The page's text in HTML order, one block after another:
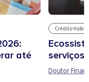
até
Crédito
serviços
Doutor